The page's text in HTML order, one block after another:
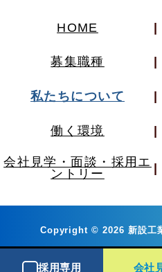
採用専用 会社
HOME
募集職種
私たちについて
働く環境
会社見学・面談・採用エ
ントリー
Copyright© 2026 新設